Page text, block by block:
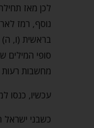
לכן מאז
נוסף, רמז
בראשית (ו,
סופי
מחשבות
עכשיו, כנסו
כשבני ישראל